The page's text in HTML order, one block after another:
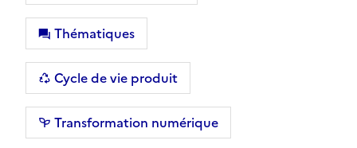
Thématiques
Cycle de vie produit
Transformation numérique